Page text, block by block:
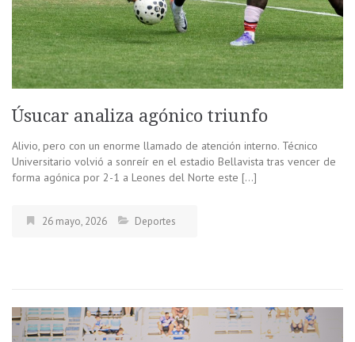
Úsucar analiza agónico triunfo
Alivio, pero con un enorme llamado de atención interno. Técnico
Universitario volvió a sonreír en el estadio Bellavista tras vencer de
forma agónica por 2-1 a Leones del Norte este […]
26 mayo, 2026 Deportes